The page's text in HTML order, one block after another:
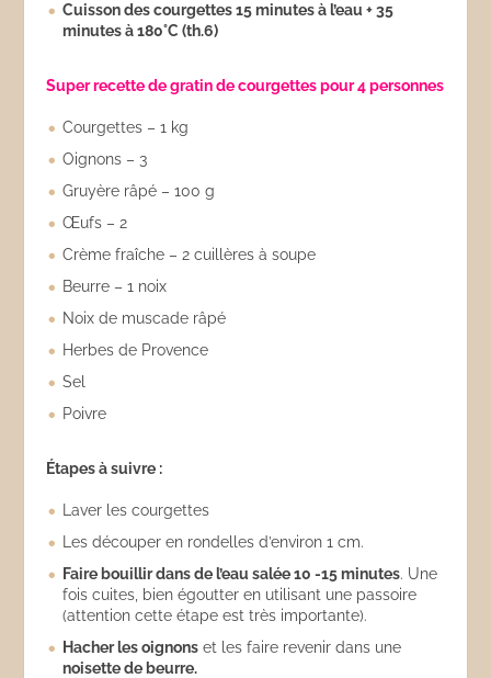
Cuisson des courgettes 15 minutes à l’eau + 35
minutes à 180°C (th.6)
Super recette de gratin de courgettes pour 4 personnes
Courgettes – 1 kg
Oignons – 3
Gruyère râpé – 100 g
Œufs – 2
Crème fraîche – 2 cuillères à soupe
Beurre – 1 noix
Noix de muscade râpé
Herbes de Provence
Sel
Poivre
Étapes à suivre :
Laver les courgettes
Les découper en rondelles d’environ 1 cm.
Faire bouillir dans de l’eau salée 10 -15 minutes. Une
fois cuites, bien égoutter en utilisant une passoire
(attention cette étape est très importante).
Hacher les oignons et les faire revenir dans une
noisette de beurre.